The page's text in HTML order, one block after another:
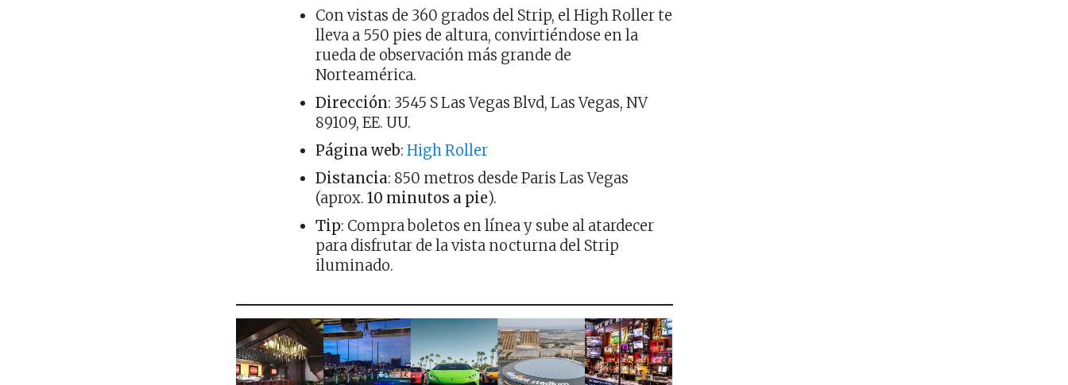
Con vistas de 360 grados del Strip, el High Roller te
lleva a 550 pies de altura, convirtiéndose en la
rueda de observación más grande de
Norteamérica.
Dirección: 3545 S Las Vegas Blvd, Las Vegas, NV
89109, EE. UU.
Página web:High Roller
Distancia: 850 metros desde Paris Las Vegas
(aprox.10 minutos a pie).
Tip: Compra boletos en línea y sube al atardecer
para disfrutar de la vista nocturna del Strip
iluminado.